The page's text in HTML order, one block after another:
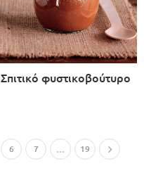
Σπιτικό φυστικοβούτυρο
6 7 … 19